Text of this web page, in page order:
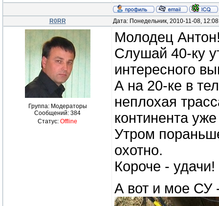
R0RR Дата: Понедельник, 2010-11-08,
Группа: Модераторы
Сообщений: 384
Статус: Offline
Молодец
Слушай 40-ку
интересного
А на 20-ке в
неплохая
континента
Утром
охотно.
Короче - удачи!
А вот и мое СУ